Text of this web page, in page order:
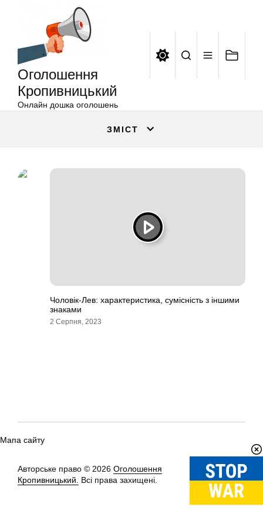
Оголошення
Кропивницький
Онлайн дошка оголошень
ЗМІСТ
Чоловік-Лев: характеристика, сумісність з іншими
знаками
2 Серпня, 2023
Мапа сайту
Авторське право © 2026 Оголошення
Кропивницький.
Всі права захищені.
Вгору↑